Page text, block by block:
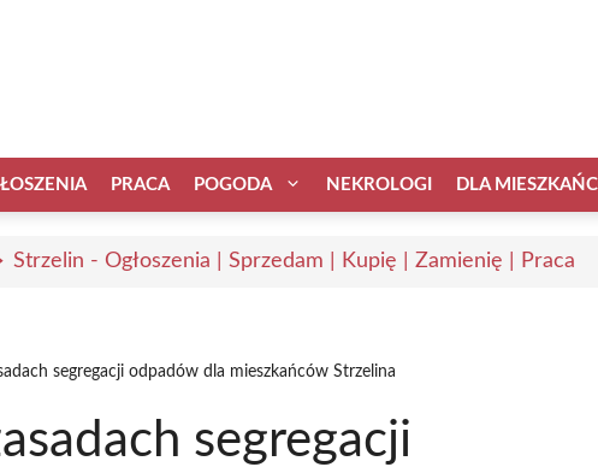
PRACA POGODA NEKROLOGI DLA
Strzelin - Ogłoszenia | Sprzedam | Kupię | Zamienię | Praca
segregacji odpadów dla mieszkańców Strzelina
segregacji